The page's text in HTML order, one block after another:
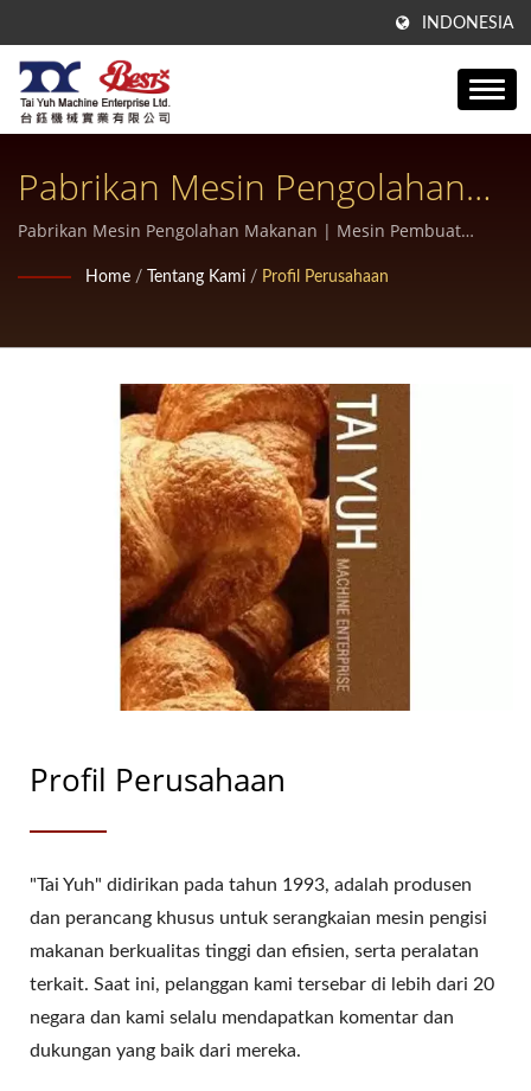
INDONESIA
Pabrikan Mesin Pengolahan
Makanan | Mesin Pastri
Goreng Canggih Untuk Toko
Pabrikan Mesin Pengolahan Makanan | Mesin Pembuat
Home / Tentang Kami / Profil Perusahaan
Profil Perusahaan
"Tai Yuh" didirikan pada tahun 1993, adalah produsen
dan perancang khusus untuk serangkaian mesin pengisi
makanan berkualitas tinggi dan efisien, serta peralatan
terkait. Saat ini, pelanggan kami tersebar di lebih dari 20
negara dan kami selalu mendapatkan komentar dan
dukungan yang baik dari mereka.